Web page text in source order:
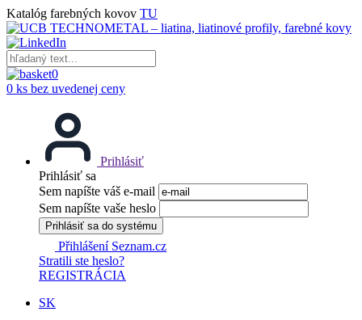
Katalóg farebných kovov TU
0
0 ks bez uvedenej ceny
Prihlásiť
Prihlásiť sa
Sem napíšte váš e-mail
Sem napíšte vaše heslo
Prihlásiť sa do systému
Přihlášení Seznam.cz
Stratili ste heslo?
REGISTRÁCIA
SK